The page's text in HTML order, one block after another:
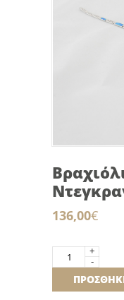
136,00€
Βραχιόλι
Μαίανδρος
Ντεγκραντέ
Οπάλ
+
-